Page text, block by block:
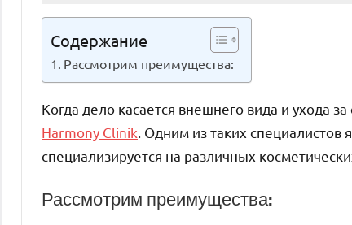
Содержание
Рассмотрим преимущества:
Когда дело касается внешнего вида и ухода
Harmony Clinik . Одним из таких
специализируется на различных
Рассмотрим преимущества: